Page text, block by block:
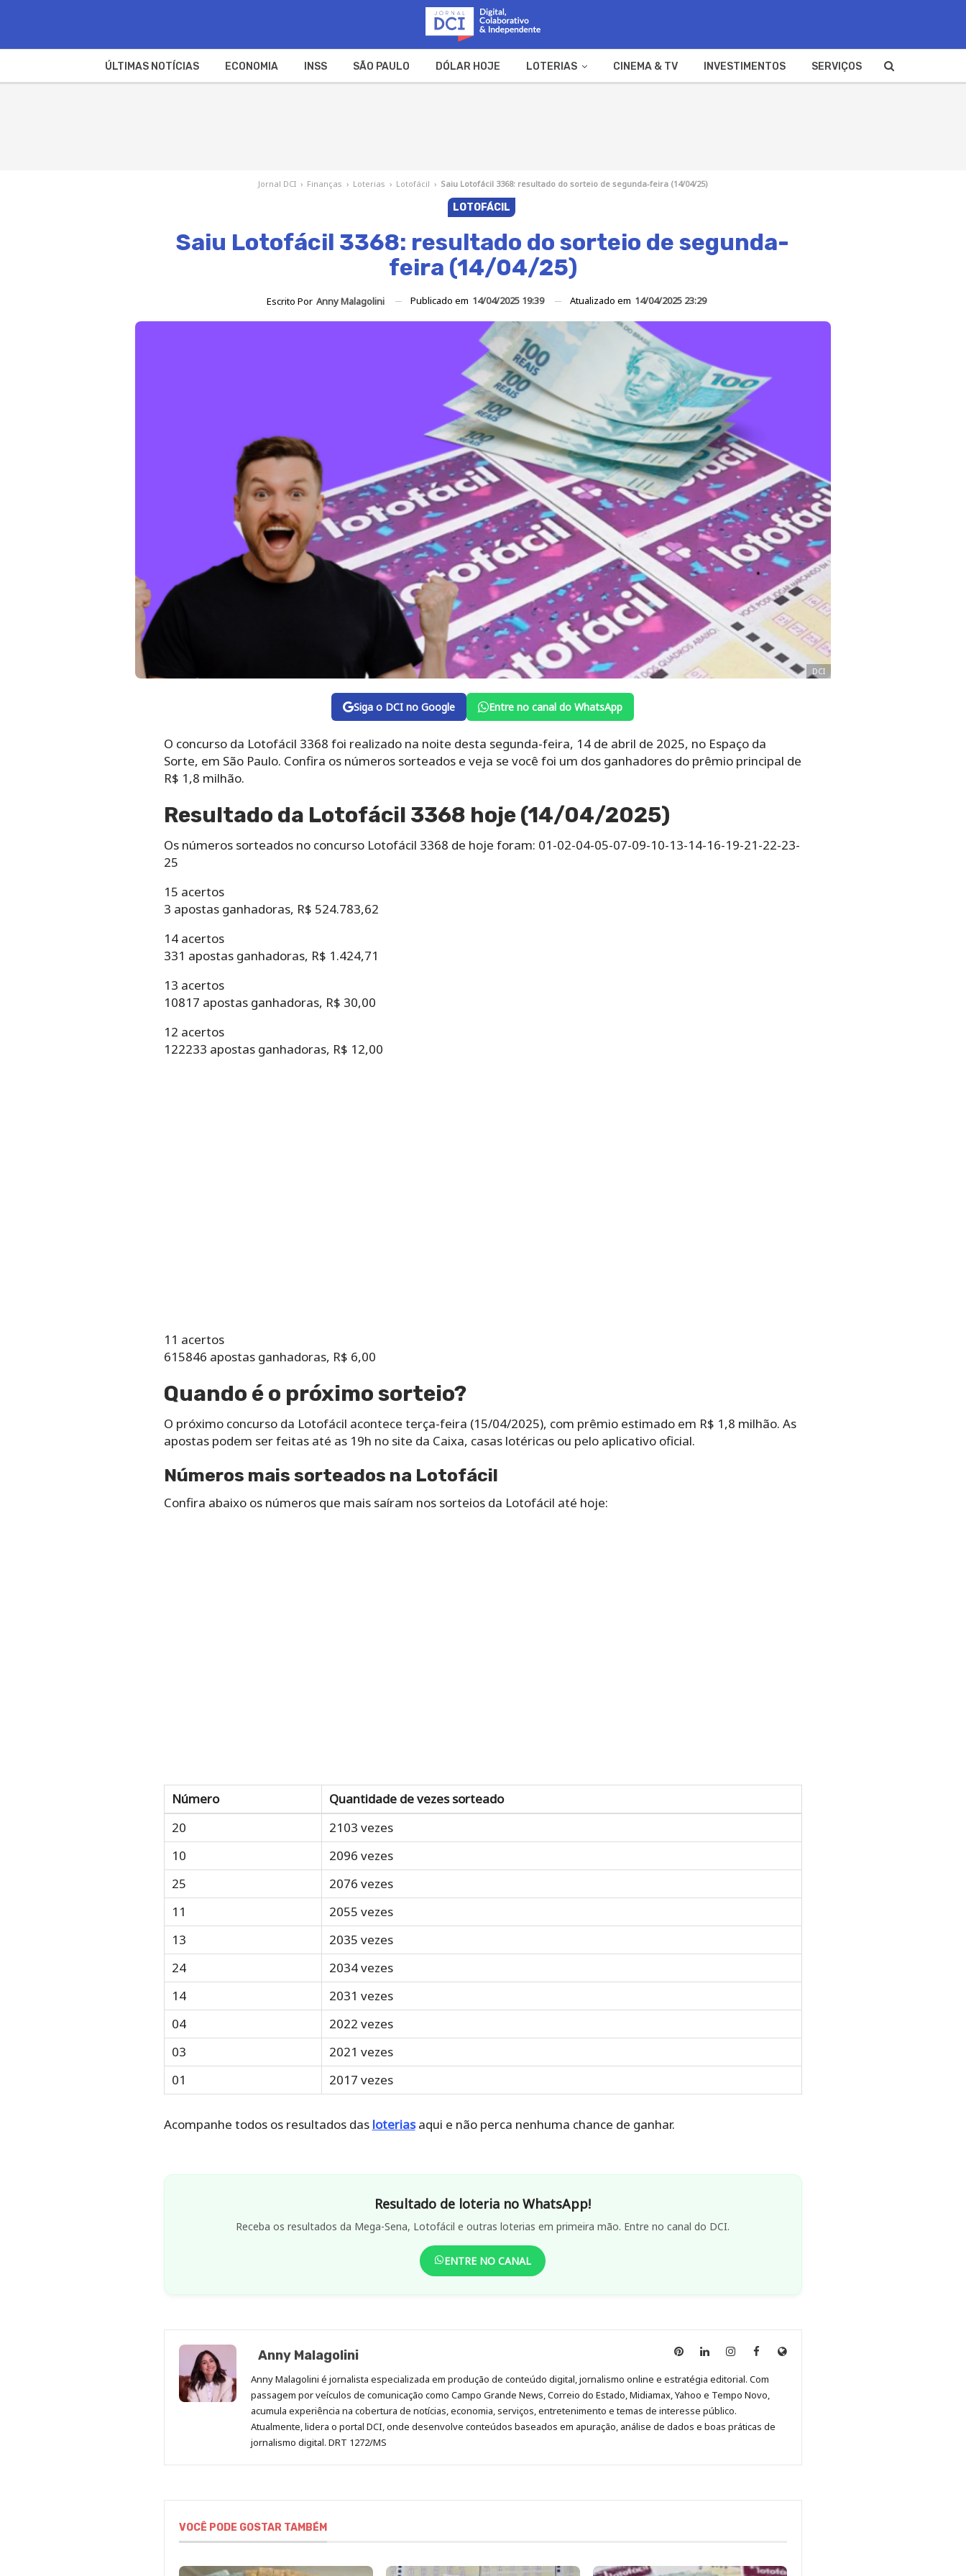
ÚLTIMAS NOTÍCIAS ECONOMIA INSS SÃO PAULO DÓLAR HOJE LOTERIAS CINEMA & TV INVESTIMENTOS SERVIÇOS
Jornal DCI › Finanças › Loterias › Lotofácil › Saiu Lotofácil 3368: resultado do sorteio de segunda-feira (14/04/25)
LOTOFÁCIL
Saiu Lotofácil 3368: resultado do sorteio de segunda-
feira (14/04/25)
Escrito Por Anny Malagolini Publicado em 14/04/2025 19:39 Atualizado em 14/04/2025 23:29
DCI
Siga o DCI no Google Entre no canal do WhatsApp
O concurso da Lotofácil 3368 foi realizado na noite desta segunda-feira, 14 de abril de 2025, no Espaço da
Sorte, em São Paulo. Confira os números sorteados e veja se você foi um dos ganhadores do prêmio principal de
R$ 1,8 milhão.
Resultado da Lotofácil 3368 hoje (14/04/2025)
Os números sorteados no concurso Lotofácil 3368 de hoje foram: 01-02-04-05-07-09-10-13-14-16-19-21-22-23-
25
15 acertos
3 apostas ganhadoras, R$ 524.783,62
14 acertos
331 apostas ganhadoras, R$ 1.424,71
13 acertos
10817 apostas ganhadoras, R$ 30,00
12 acertos
122233 apostas ganhadoras, R$ 12,00
11 acertos
615846 apostas ganhadoras, R$ 6,00
Quando é o próximo sorteio?
O próximo concurso da Lotofácil acontece terça-feira (15/04/2025), com prêmio estimado em R$ 1,8 milhão. As
apostas podem ser feitas até as 19h no site da Caixa, casas lotéricas ou pelo aplicativo oficial.
Números mais sorteados na Lotofácil
Confira abaixo os números que mais saíram nos sorteios da Lotofácil até hoje:
Número
Quantidade de vezes sorteado
20
2103 vezes
10
2096 vezes
25
2076 vezes
11
2055 vezes
13
2035 vezes
24
2034 vezes
14
2031 vezes
04
2022 vezes
03
2021 vezes
01
2017 vezes
Acompanhe todos os resultados das loteriasaqui e não perca nenhuma chance de ganhar.
Resultado de loteria no WhatsApp!
Receba os resultados da Mega-Sena, Lotofácil e outras loterias em primeira mão. Entre no canal do DCI.
ENTRE NO CANAL
Anny Malagolini
Anny
no
Pinterest
Anny
no
LinkedIn
Anny
no
Instagram
Anny
no
Facebook
Site
Anny Malagolini é jornalista especializada em produção de conteúdo digital, jornalismo online e estratégia editorial. Com
passagem por veículos de comunicação como Campo Grande News, Correio do Estado, Midiamax, Yahoo e Tempo Novo,
acumula experiência na cobertura de notícias, economia, serviços, entretenimento e temas de interesse público.
Atualmente, lidera o portal DCI, onde desenvolve conteúdos baseados em apuração, análise de dados e boas práticas de
jornalismo digital. DRT 1272/MS
VOCÊ PODE GOSTAR TAMBÉM